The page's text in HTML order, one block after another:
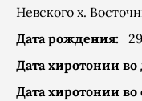
Невского х.
Дата рождения:
Дата хиротонии во
Дата хиротонии